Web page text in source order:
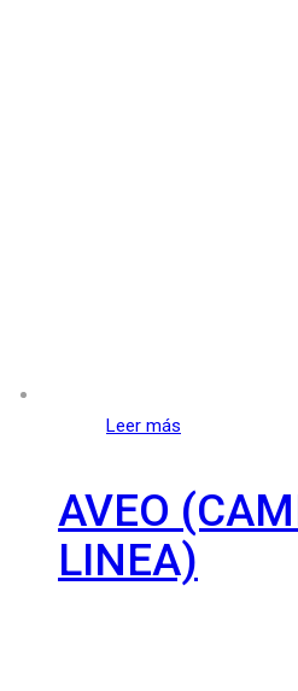
Leer más
AVEO
LINEA)